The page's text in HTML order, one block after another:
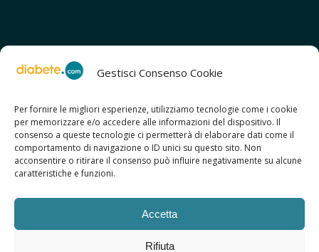
Gestisci Consenso Cookie
Per fornire le migliori esperienze, utilizziamo tecnologie come i cookie
per memorizzare e/o accedere alle informazioni del dispositivo. Il
consenso a queste tecnologie ci permetterà di elaborare dati come il
comportamento di navigazione o ID unici su questo sito. Non
acconsentire o ritirare il consenso può influire negativamente su alcune
caratteristiche e funzioni.
Accetta
Rifiuta
SCOPRI ANCHE:
> ilmiodiabete.com
> casadiabete.it
> digitaldiabetes.srl
> obesitalia.com